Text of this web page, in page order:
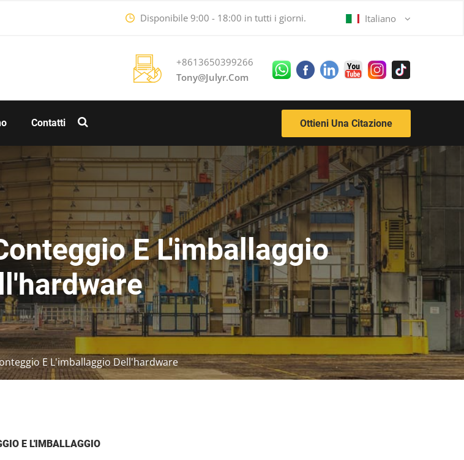
Disponibile 9:00 - 18:00 in tutti i giorni. Italiano
+8613650399266
Tony@julyr.com
Contatti Ottieni Una Citazione
E L'imballaggio
E L'imballaggio Dell'hardware
E L'IMBALLAGGIO